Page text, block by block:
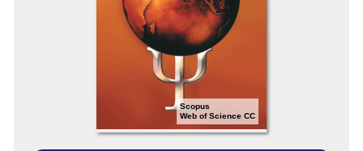
Scopus
Web of Science CC